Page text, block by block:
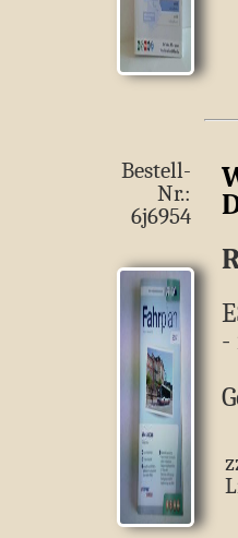
Bestell-
Nr.:
6j6954
-